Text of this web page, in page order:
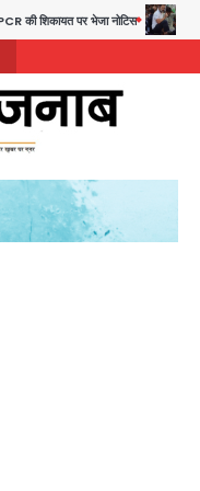
भेजा नोटिस Rahul Gandhi